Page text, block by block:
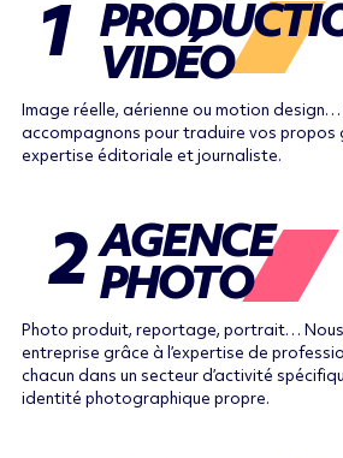
1
VIDÉO
Image réelle, aérienne ou motion design…
accompagnons pour traduire vos propos
expertise éditoriale et journaliste.
2 AGENCE
PHOTO
Photo produit, reportage, portrait…
entreprise grâce à l’expertise de
chacun dans un secteur d’activité
identité photographique propre.